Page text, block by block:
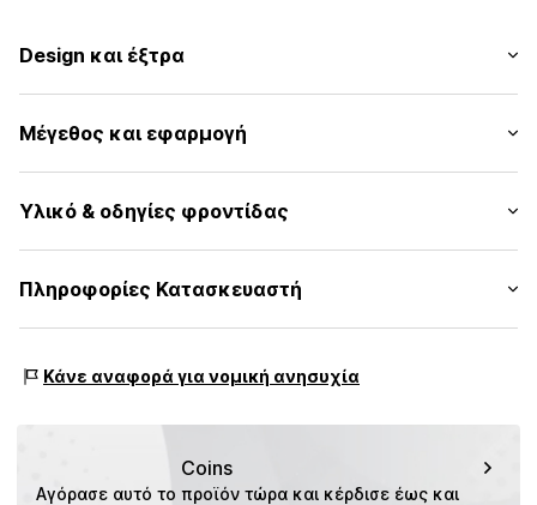
Design και έξτρα
Ζέρσεϊ
Στρόγγυλη λαιμόκοψη
Ντραπέ / με σούρες
Σχεδιασμός κρουαζέ
Σχέδιο all over
Μέγεθος και εφαρμογή
Μήκος: Μήκος 3/4
Εφαρμογή: Κανονική εφαρμογή
Κοπή: Ευθέια
Υλικό & οδηγίες φροντίδας
Υλικό: 95% Βισκόζη, 5% Ελαστάνη
Πληροφορίες Κατασκευαστή
97228 Rottendorf
Κάνε αναφορά για νομική ανησυχία
Coins